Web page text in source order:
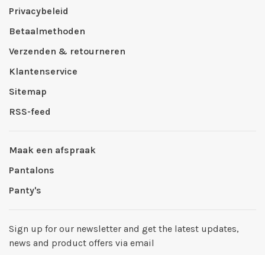
Privacybeleid
Betaalmethoden
Verzenden & retourneren
Klantenservice
Sitemap
RSS-feed
Maak een afspraak
Pantalons
Panty's
Sign up for our newsletter and get the latest updates,
news and product offers via email